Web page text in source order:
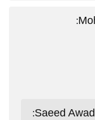
:
Saeed
: